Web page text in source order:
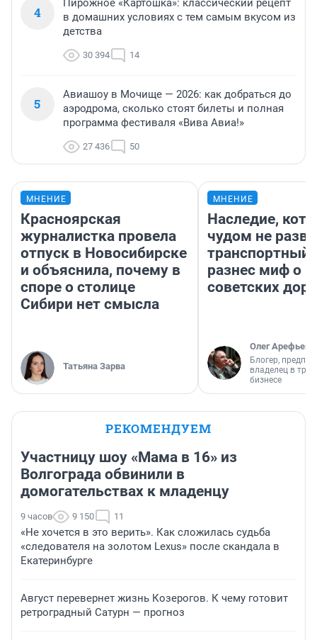
4
Пирожное «Картошка»: классический рецепт
в домашних условиях с тем самым вкусом из
детства
30 394 14
5
Авиашоу в Мочище — 2026: как добраться до
аэродрома, сколько стоят билеты и полная
программа фестиваля «Вива Авиа!»
27 436 50
МНЕНИЕ
Красноярская
журналистка провела
отпуск в Новосибирске
и объяснила, почему в
споре о столице
Сибири нет смысла
Татьяна Зарва
МНЕНИЕ
Наследие,
чудом не
транспортный
разнес миф о
советских
Олег Арефьев
Блогер,
владелец в
бизнесе
РЕКОМЕНДУЕМ
Участницу шоу «Мама в 16» из
Волгограда обвинили в
домогательствах к младенцу
9 часов 9 150 11
«Не хочется в это верить». Как сложилась судьба
«следователя на золотом Lexus» после скандала в
Екатеринбурге
Август перевернет жизнь Козерогов. К чему готовит
ретроградный Сатурн — прогноз